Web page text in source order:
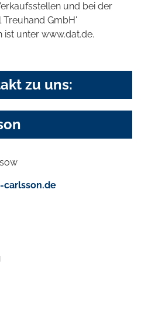
und bei der
GmbH'
unter www.dat.de.
zu uns:
carlsson.de